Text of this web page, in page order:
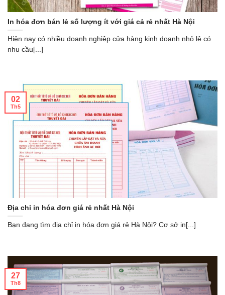
In hóa đơn bán lẻ số lượng ít với giá cả rẻ nhất Hà Nội
Hiện nay có nhiều doanh nghiệp cửa hàng kinh doanh nhỏ lẻ có
nhu cầu[...]
Địa chỉ in hóa đơn giá rẻ nhất Hà Nội
Bạn đang tìm địa chỉ in hóa đơn giá rẻ Hà Nội? Cơ sở in[...]
02
Th5
27
Th8